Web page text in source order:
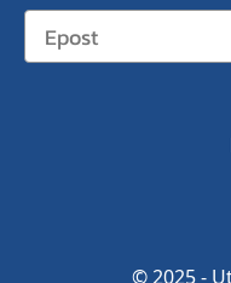
© 2025 -